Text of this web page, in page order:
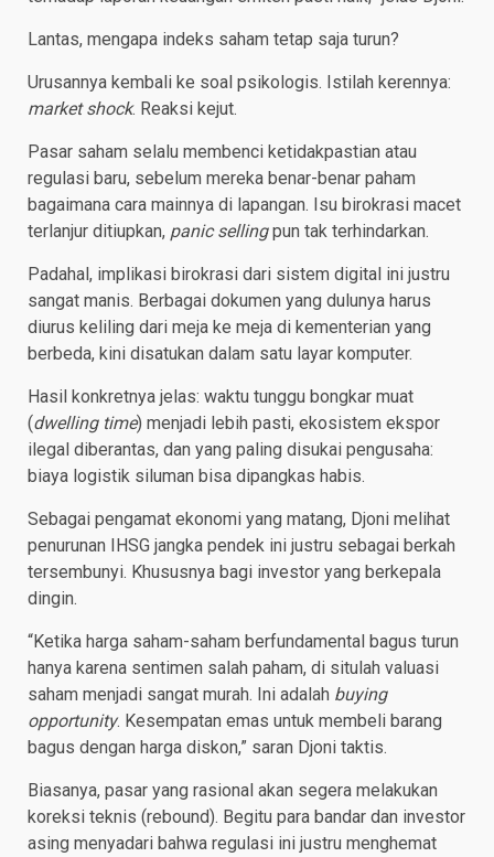
Lantas, mengapa indeks saham tetap saja turun?
Urusannya kembali ke soal psikologis. Istilah kerennya:
market shock. Reaksi kejut.
Pasar saham selalu membenci ketidakpastian atau
regulasi baru, sebelum mereka benar-benar paham
bagaimana cara mainnya di lapangan. Isu birokrasi macet
terlanjur ditiupkan, panic sellingpun tak terhindarkan.
Padahal, implikasi birokrasi dari sistem digital ini justru
sangat manis. Berbagai dokumen yang dulunya harus
diurus keliling dari meja ke meja di kementerian yang
berbeda, kini disatukan dalam satu layar komputer.
Hasil konkretnya jelas: waktu tunggu bongkar muat
(dwelling time) menjadi lebih pasti, ekosistem ekspor
ilegal diberantas, dan yang paling disukai pengusaha:
biaya logistik siluman bisa dipangkas habis.
Sebagai pengamat ekonomi yang matang, Djoni melihat
penurunan IHSG jangka pendek ini justru sebagai berkah
tersembunyi. Khususnya bagi investor yang berkepala
dingin.
“Ketika harga saham-saham berfundamental bagus turun
hanya karena sentimen salah paham, di situlah valuasi
saham menjadi sangat murah. Ini adalah buying
opportunity. Kesempatan emas untuk membeli barang
bagus dengan harga diskon,” saran Djoni taktis.
Biasanya, pasar yang rasional akan segera melakukan
koreksi teknis (rebound). Begitu para bandar dan investor
asing menyadari bahwa regulasi ini justru menghemat